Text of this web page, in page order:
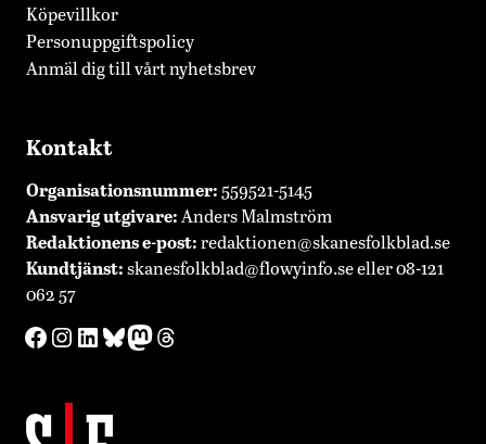
Köpevillkor
Personuppgiftspolicy
Anmäl dig till vårt nyhetsbrev
Kontakt
Organisationsnummer: 559521-5145
Ansvarig utgivare: Anders Malmström
Redaktionense-post:redaktionen@skanesfolkblad.se
Kundtjänst:skanesfolkblad@flowyinfo.seeller 08-121
062 57
Facebook
Instagram
LinkedIn
Bluesky
Mastodon
Threads